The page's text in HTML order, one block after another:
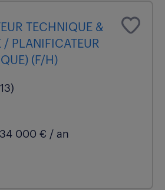
TECHNIQUE &
/ PLANIFICATEUR
(F/H)
000 € / an